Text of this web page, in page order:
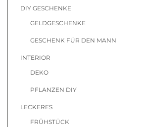
DIY GESCHENKE
GELDGESCHENKE
GESCHENK FÜR DEN MANN
INTERIOR
DEKO
PFLANZEN DIY
LECKERES
FRÜHSTÜCK